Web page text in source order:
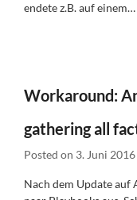
endete z.B. auf einem…
Workaround:
gathering all
Posted on 3. Juni 2016
Nach dem Update auf